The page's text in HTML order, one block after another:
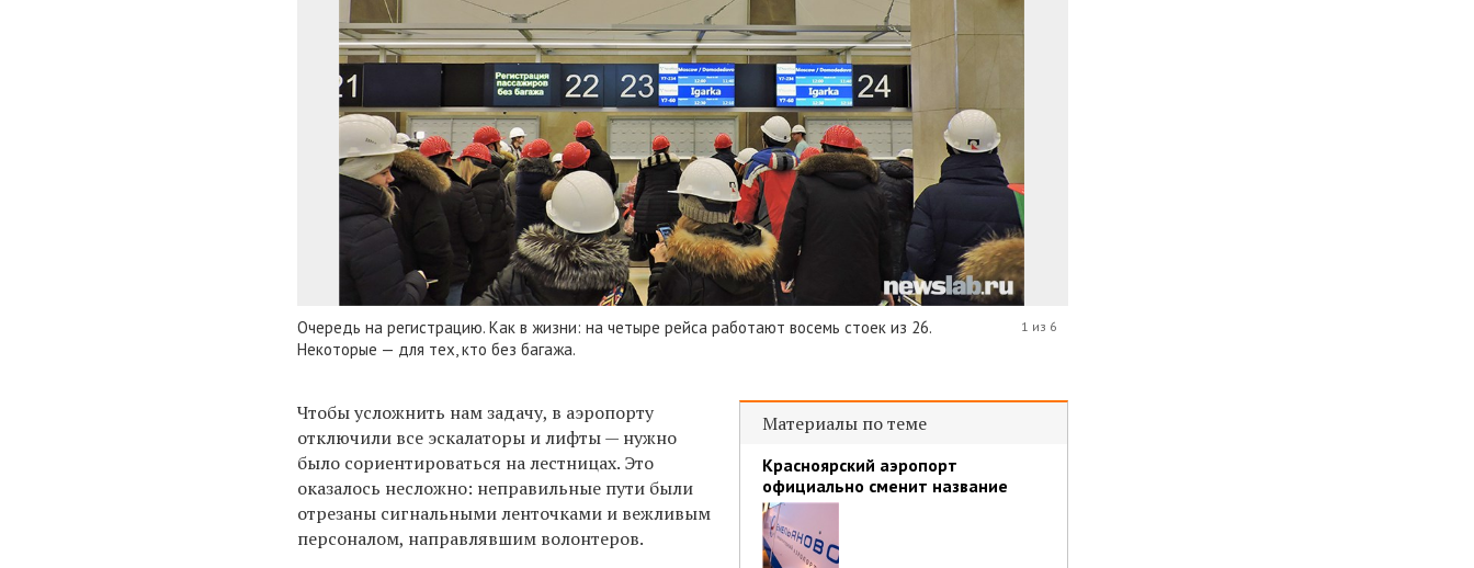
Очередь на регистрацию. Как в жизни: на четыре рейса работают восемь стоек из 26.
Некоторые — для тех, кто без багажа.
1 из 6
Материалы по теме
Красноярский аэропорт
официально сменит название
Чтобы усложнить нам задачу, в аэропорту
отключили все эскалаторы и лифты — нужно
было сориентироваться на лестницах. Это
оказалось несложно: неправильные пути были
отрезаны сигнальными ленточками и вежливым
персоналом, направлявшим волонтеров.